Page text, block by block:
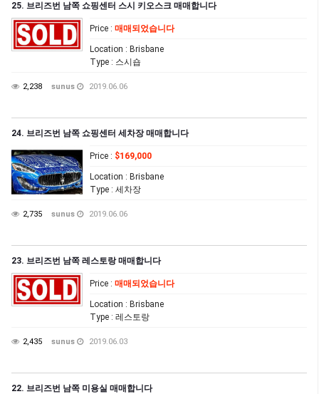
25. 브리즈번 남쪽 쇼핑센터 스시 키오스크 매매합니다
Price : 매매되었습니다
Location : Brisbane
Type : 스시숍
2,238 sunus 2019.06.06
24. 브리즈번 남쪽 쇼핑센터 세차장 매매합니다
Price : $169,000
Location : Brisbane
Type : 세차장
2,735 sunus 2019.06.06
23. 브리즈번 남쪽 레스토랑 매매합니다
Price : 매매되었습니다
Location : Brisbane
Type : 레스토랑
2,435 sunus 2019.06.03
22. 브리즈번 남쪽 미용실 매매합니다